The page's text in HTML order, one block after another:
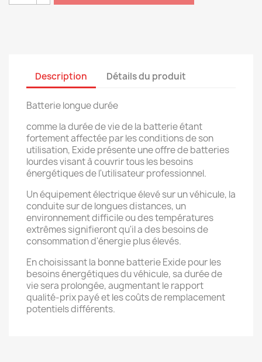
Description Détails du produit
Batterie longue durée
comme la durée de vie de la batterie étant
fortement affectée par les conditions de son
utilisation, Exide présente une offre de batteries
lourdes visant à couvrir tous les besoins
énergétiques de l'utilisateur professionnel.
Un équipement électrique élevé sur un véhicule, la
conduite sur de longues distances, un
environnement difficile ou des températures
extrêmes signifieront qu'il a des besoins de
consommation d'énergie plus élevés.
En choisissant la bonne batterie Exide pour les
besoins énergétiques du véhicule, sa durée de
vie sera prolongée, augmentant le rapport
qualité-prix payé et les coûts de remplacement
potentiels différents.